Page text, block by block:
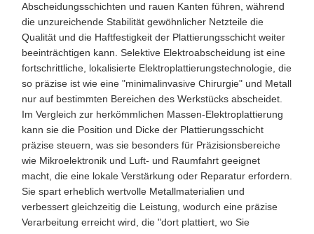
Abscheidungsschichten und rauen Kanten führen, während
die unzureichende Stabilität gewöhnlicher Netzteile die
Qualität und die Haftfestigkeit der Plattierungsschicht weiter
beeinträchtigen kann. Selektive Elektroabscheidung ist eine
fortschrittliche, lokalisierte Elektroplattierungstechnologie, die
so präzise ist wie eine "minimalinvasive Chirurgie" und Metall
nur auf bestimmten Bereichen des Werkstücks abscheidet.
Im Vergleich zur herkömmlichen Massen-Elektroplattierung
kann sie die Position und Dicke der Plattierungsschicht
präzise steuern, was sie besonders für Präzisionsbereiche
wie Mikroelektronik und Luft- und Raumfahrt geeignet
macht, die eine lokale Verstärkung oder Reparatur erfordern.
Sie spart erheblich wertvolle Metallmaterialien und
verbessert gleichzeitig die Leistung, wodurch eine präzise
Verarbeitung erreicht wird, die "dort plattiert, wo Sie